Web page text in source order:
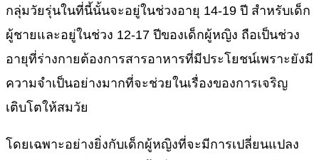
กลุ่มวัยรุ่นในที่นี้นั้นจะอยู่ในช่วงอายุ 14-19 ปี สำหรับเด็ก
ผู้ชายและอยู่ในช่วง 12-17 ปีของเด็กผู้หญิง ถือเป็นช่วง
อายุที่ร่างกายต้องการสารอาหารที่มีประโยชน์เพราะยังมี
ความจำเป็นอย่างมากที่จะช่วยในเรื่องของการเจริญ
เติบโตให้สมวัย
โดยเฉพาะอย่างยิ่งกับเด็กผู้หญิงที่จะมีการเปลี่ยนแปลง